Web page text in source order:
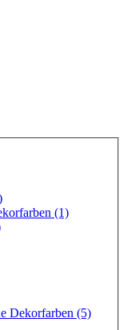
(1)
Dekorfarben (5)